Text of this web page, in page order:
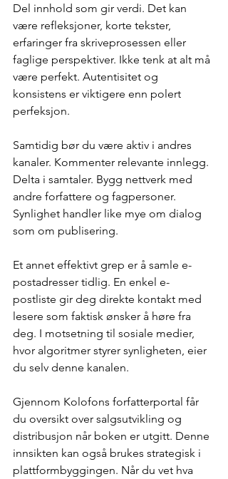
Del innhold som gir verdi. Det kan
være refleksjoner, korte tekster,
erfaringer fra skriveprosessen eller
faglige perspektiver. Ikke tenk at alt må
være perfekt. Autentisitet og
konsistens er viktigere enn polert
perfeksjon.
Samtidig bør du være aktiv i andres
kanaler. Kommenter relevante innlegg.
Delta i samtaler. Bygg nettverk med
andre forfattere og fagpersoner.
Synlighet handler like mye om dialog
som om publisering.
Et annet effektivt grep er å samle e-
postadresser tidlig. En enkel e-
postliste gir deg direkte kontakt med
lesere som faktisk ønsker å høre fra
deg. I motsetning til sosiale medier,
hvor algoritmer styrer synligheten, eier
du selv denne kanalen.
Gjennom Kolofons forfatterportal får
du oversikt over salgsutvikling og
distribusjon når boken er utgitt. Denne
innsikten kan også brukes strategisk i
plattformbyggingen. Når du vet hva